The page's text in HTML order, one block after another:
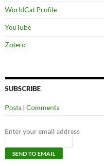
WorldCat Profile
YouTube
Zotero
SUBSCRIBE
Posts | Comments
Enter your email address